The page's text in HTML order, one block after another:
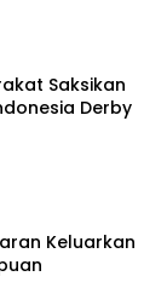
Saksikan
Derby
Keluarkan